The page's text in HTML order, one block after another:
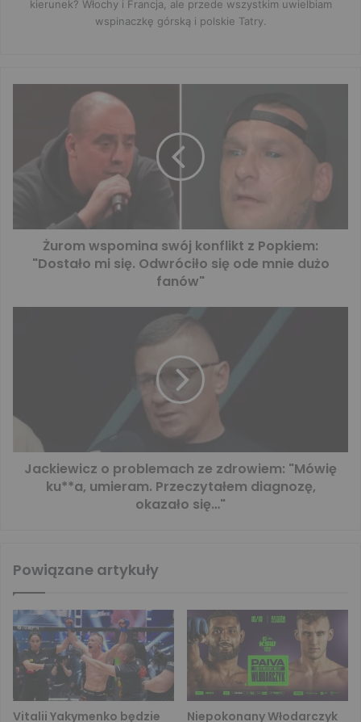
kierunek? Włochy i Francja, ale przede wszystkim uwielbiam
wspinaczkę górską i polskie Tatry.
Żurom wspomina swój konflikt z Popkiem:
"Dostało mi się. Odwróciło się ode mnie dużo
fanów"
Jackiewicz o problemach ze zdrowiem: "Mówię
ku**a, umieram. Przeczytałem diagnozę,
okazało się…"
Powiązane artykuły
Vitalii Yakymenko będzie
Niepokonany Włodarczyk